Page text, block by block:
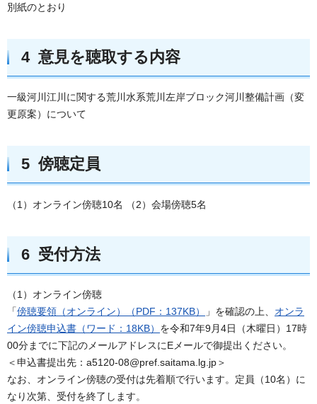
別紙のとおり
4 意見を聴取する内容
一級河川江川に関する荒川水系荒川左岸ブロック河川整備計画（変
更原案）について
5 傍聴定員
（1）オンライン傍聴10名 （2）会場傍聴5名
6 受付方法
（1）オンライン傍聴
「傍聴要領（オンライン）（PDF：137KB） 」を確認の上、 オンラ
イン傍聴申込書（ワード：18KB） を令和7年9月4日（木曜日）17時
00分までに下記のメールアドレスにEメールで御提出ください。
＜申込書提出先：a5120-08@pref.saitama.lg.jp＞
なお、オンライン傍聴の受付は先着順で行います。定員（10名）に
なり次第、受付を終了します。